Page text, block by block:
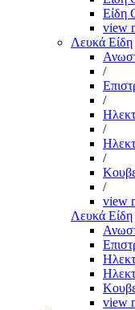
Είδη
view
Λευκά Είδη
/
/
/
/
/
view
Λευκά Είδη
view